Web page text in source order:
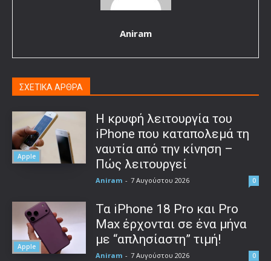
Aniram
ΣΧΕΤΙΚΑ ΑΡΘΡΑ
Apple
Η κρυφή λειτουργία του
iPhone που καταπολεμά τη
ναυτία από την κίνηση –
Πώς λειτουργεί
Aniram - 7 Αυγούστου 2026 0
Apple
Τα iPhone 18 Pro και Pro
Max έρχονται σε ένα μήνα
με “απλησίαστη” τιμή!
Aniram - 7 Αυγούστου 2026 0